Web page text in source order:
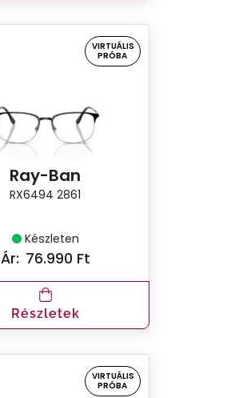
VIRTUÁLIS
PRÓBA
Ray-Ban
RX6494 2861
Készleten
Ár: 76.990 Ft
Részletek
VIRTUÁLIS
PRÓBA